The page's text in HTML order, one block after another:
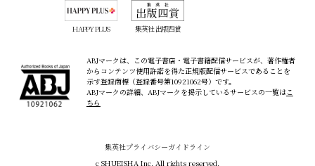
HAPPY PLUS 集英社 出版四賞
ABJマークは、この電子書店・電子書籍配信サービスが、著作権者
からコンテンツ使用許諾を得た正規版配信サービスであることを
示す登録商標（登録番号第10921062号）です。
ABJマークの詳細、ABJマークを掲示しているサービスの一覧はこ
ちら
集英社プライバシーガイドライン
c SHUEISHA Inc. All rights reserved.